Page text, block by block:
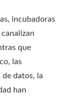
incubadoras
que
las
de datos, la
han